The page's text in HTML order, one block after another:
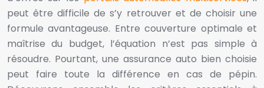
peut être difficile de s’y retrouver et de choisir une
formule avantageuse. Entre couverture optimale et
maîtrise du budget, l’équation n’est pas simple à
résoudre. Pourtant, une assurance auto bien choisie
peut faire toute la différence en cas de pépin.